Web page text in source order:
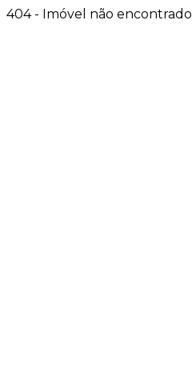
404 - Imóvel não encontrado